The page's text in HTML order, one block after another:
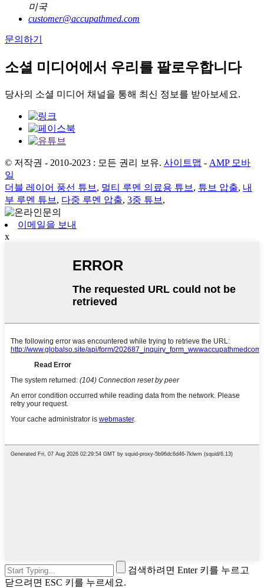
미국
customer@accupathmed.com
문의하기
소셜 미디어에서 우리를 팔로우합니다
당사의 소셜 미디어 채널을 통해 최신 정보를 받아보세요.
© 저작권 - 2010-2023 : 모든 권리 보유. 사이트맵 - AMP 모바
일
더블 레이어 풍선 튜브 , 멀티 루멘 의료용 튜브 , 튜브 압출, 내
부 루멘 튜브 , 다중 루멘 압출, 3중 튜브 ,
이메일을 보내
x
검색하려면 Enter 키를 누르고
닫으려면 ESC 키를 누르세요.